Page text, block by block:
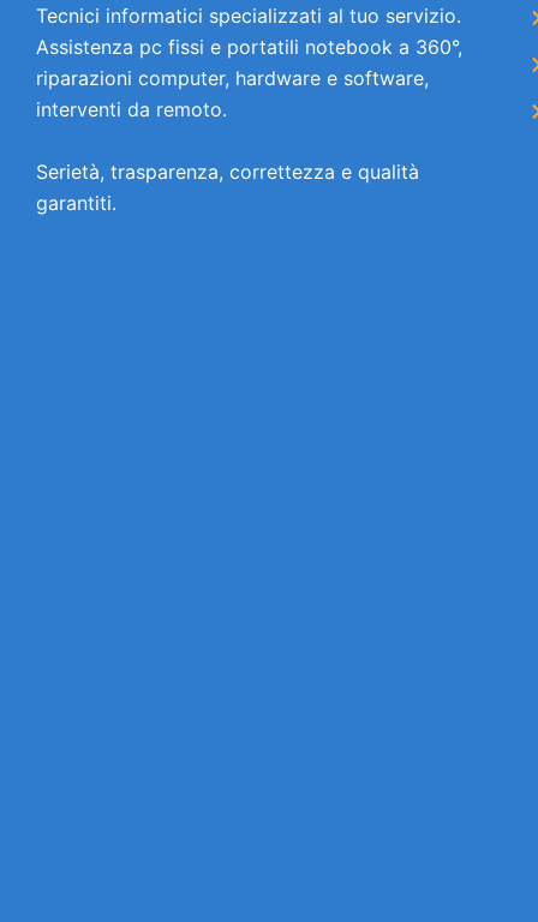
Tecnici informatici specializzati al tuo servizio.
Assistenza pc fissi e portatili notebook a 360°,
riparazioni computer, hardware e software,
interventi da remoto.
Serietà, trasparenza, correttezza e qualità
garantiti.